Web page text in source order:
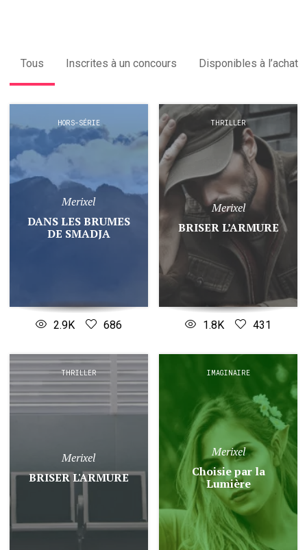
Tous Inscrites à un concours Disponibles à l’achat
HORS-SÉRIE
Merixel
DANS LES BRUMES
DE SMADJA
2.9K 686
THRILLER
Merixel
BRISER L’ARMURE
1.8K 431
THRILLER
Merixel
BRISER L'ARMURE
IMAGINAIRE
Merixel
Choisie par la
Lumière